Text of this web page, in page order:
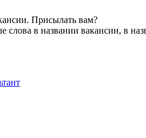
Присылать вам?
слова в названии вакансии, в